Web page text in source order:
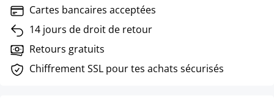
Cartes bancaires acceptées
14 jours de droit de retour
Retours gratuits
Chiffrement SSL pour tes achats sécurisés